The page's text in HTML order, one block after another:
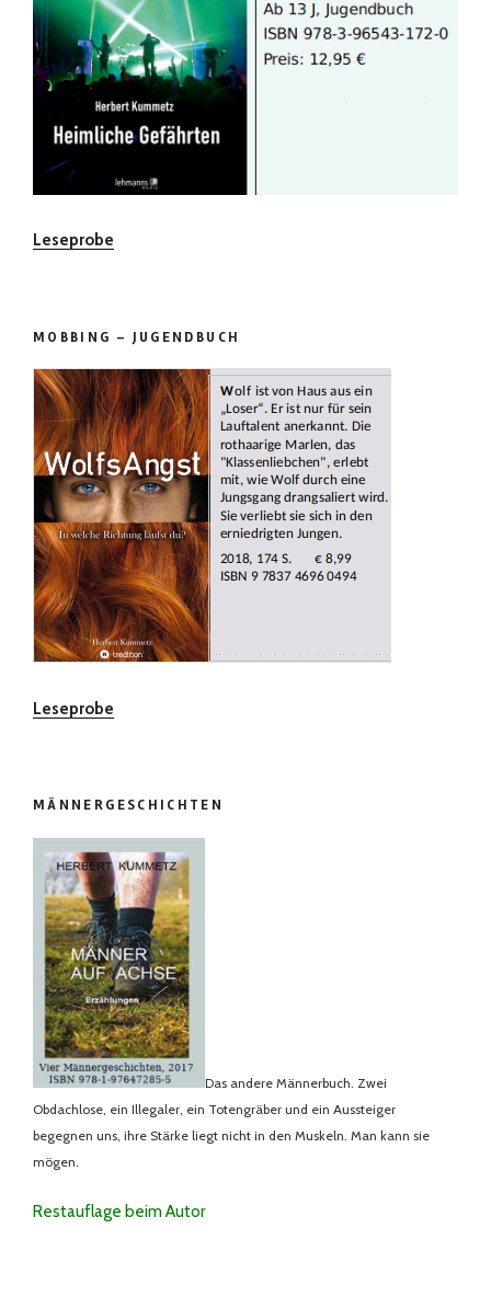
Leseprobe
MOBBING – JUGENDBUCH
Leseprobe
MÄNNERGESCHICHTEN
Das andere Männerbuch. Zwei
Obdachlose, ein Illegaler, ein Totengräber und ein Aussteiger
begegnen uns, ihre Stärke liegt nicht in den Muskeln. Man kann sie
mögen.
Restauflage beim Autor